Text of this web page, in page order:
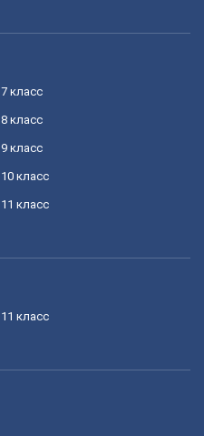
7 класс
8 класс
9 класс
10 класс
11 класс
11 класс